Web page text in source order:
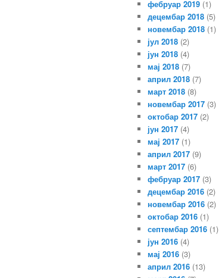
фебруар 2019 (1)
децембар 2018 (5)
новембар 2018 (1)
јул 2018 (2)
јун 2018 (4)
мај 2018 (7)
април 2018 (7)
март 2018 (8)
новембар 2017 (3)
октобар 2017 (2)
јун 2017 (4)
мај 2017 (1)
април 2017 (9)
март 2017 (6)
фебруар 2017 (3)
децембар 2016 (2)
новембар 2016 (2)
октобар 2016 (1)
септембар 2016 (1)
јун 2016 (4)
мај 2016 (3)
април 2016 (13)